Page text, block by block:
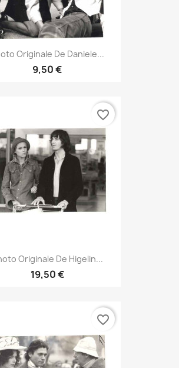
Originale De Daniele...
9,50 €
Originale De Higelin...
19,50 €
favorite_border
favorite_border